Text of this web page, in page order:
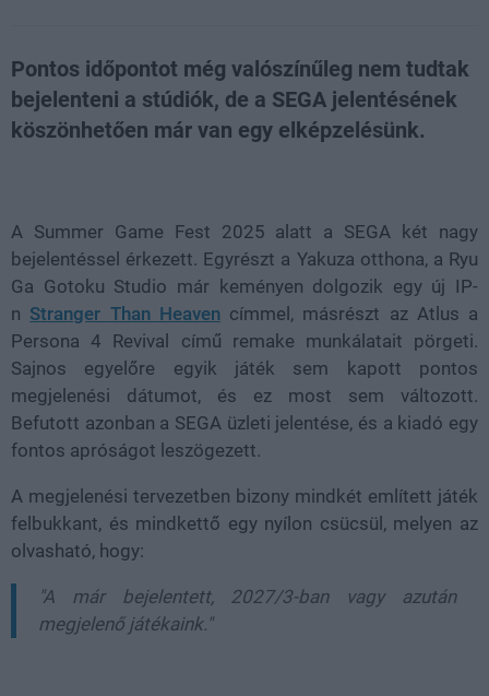
Pontos időpontot még valószínűleg nem tudtak
bejelenteni a stúdiók, de a SEGA jelentésének
köszönhetően már van egy elképzelésünk.
A Summer Game Fest 2025 alatt a SEGA két nagy
bejelentéssel érkezett. Egyrészt a Yakuza otthona, a Ryu
Ga Gotoku Studio már keményen dolgozik egy új IP-
n Stranger Than Heavencímmel, másrészt az Atlus a
Persona 4 Revival című remake munkálatait pörgeti.
Sajnos egyelőre egyik játék sem kapott pontos
megjelenési dátumot, és ez most sem változott.
Befutott azonban a SEGA üzleti jelentése, és a kiadó egy
fontos apróságot leszögezett.
A megjelenési tervezetben bizony mindkét említett játék
felbukkant, és mindkettő egy nyílon csücsül, melyen az
olvasható, hogy:
"A már bejelentett, 2027/3-ban vagy azután
megjelenő játékaink."